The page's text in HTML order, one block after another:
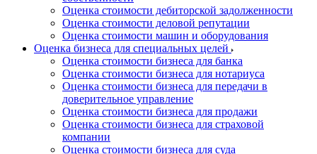
Оценка стоимости дебиторской задолженности
Оценка стоимости деловой репутации
Оценка стоимости машин и оборудования
Оценка бизнеса для специальных целей
Оценка стоимости бизнеса для банка
Оценка стоимости бизнеса для нотариуса
Оценка стоимости бизнеса для передачи в
доверительное управление
Оценка стоимости бизнеса для продажи
Оценка стоимости бизнеса для страховой
компании
Оценка стоимости бизнеса для суда